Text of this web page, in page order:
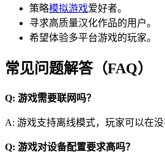
策略模拟游戏爱好者。
寻求高质量汉化作品的用户。
希望体验多平台游戏的玩家。
常见问题解答（FAQ）
Q: 游戏需要联网吗？
A: 游戏支持离线模式，玩家可以在
Q: 游戏对设备配置要求高吗？